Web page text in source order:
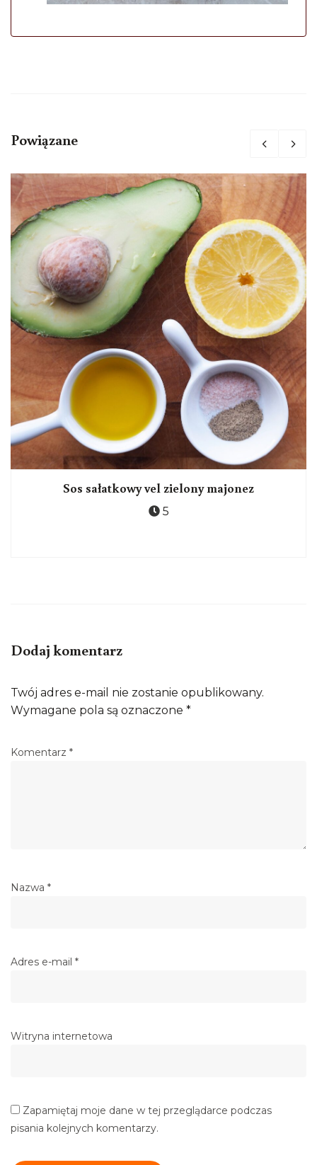
Powiązane
Sos sałatkowy vel zielony majonez
5
Dodaj komentarz
Twój adres e-mail nie zostanie opublikowany.
Wymagane pola są oznaczone *
Komentarz *
Nazwa *
Adres e-mail *
Witryna internetowa
Zapamiętaj moje dane w tej przeglądarce podczas
pisania kolejnych komentarzy.